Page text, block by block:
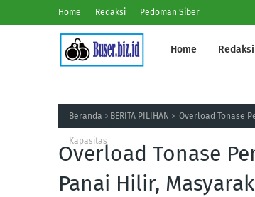
Home Redaksi Pedoman Siber
Home Redaksi
Beranda BERITA PILIHAN Overload Tonase
Kapasitas
Overload Tonase
Panai Hilir,